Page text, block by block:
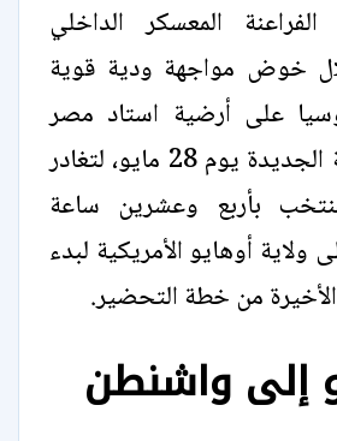
المعسكر الداخلي
خوض مواجهة ودية قوية
على أرضية استاد مصر
بالعاصمة الإدارية الجديدة يوم 28 مايو، لتغادر
بأربع وعشرين ساعة
ولاية أوهايو الأمريكية لبدء
من خطة التحضير.
إلى واشنطن